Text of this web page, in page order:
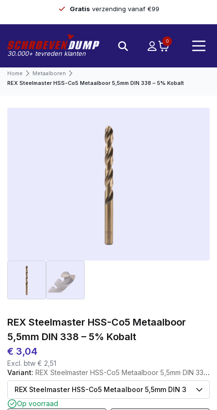
Gratis verzending vanaf €99
30.000+ tevreden klanten
0
Home
Metaalboren
REX Steelmaster HSS-Co5 Metaalboor 5,5mm DIN 338 – 5% Kobalt
REX Steelmaster HSS-Co5 Metaalboor
5,5mm DIN 338 – 5% Kobalt
€ 3,04
Excl. btw € 2,51
Variant: REX Steelmaster HSS-Co5 Metaalboor 5,5mm DIN 338 – 5% Kobalt
Op voorraad